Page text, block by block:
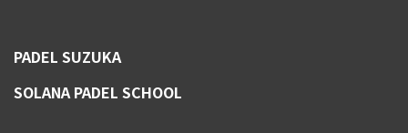
PADEL SUZUKA
SOLANA PADEL SCHOOL